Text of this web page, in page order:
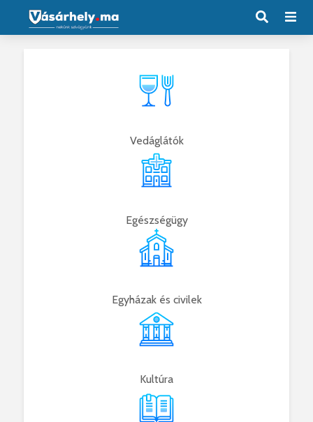
Vedáglátók
Egészségügy
Egyházak és civilek
Kultúra